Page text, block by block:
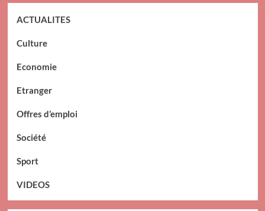
ACTUALITES
Culture
Economie
Etranger
Offres d’emploi
Société
Sport
VIDEOS